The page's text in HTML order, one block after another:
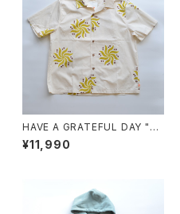
HAVE A GRATEFUL DAY "S/
S SHIRT"
¥11,990